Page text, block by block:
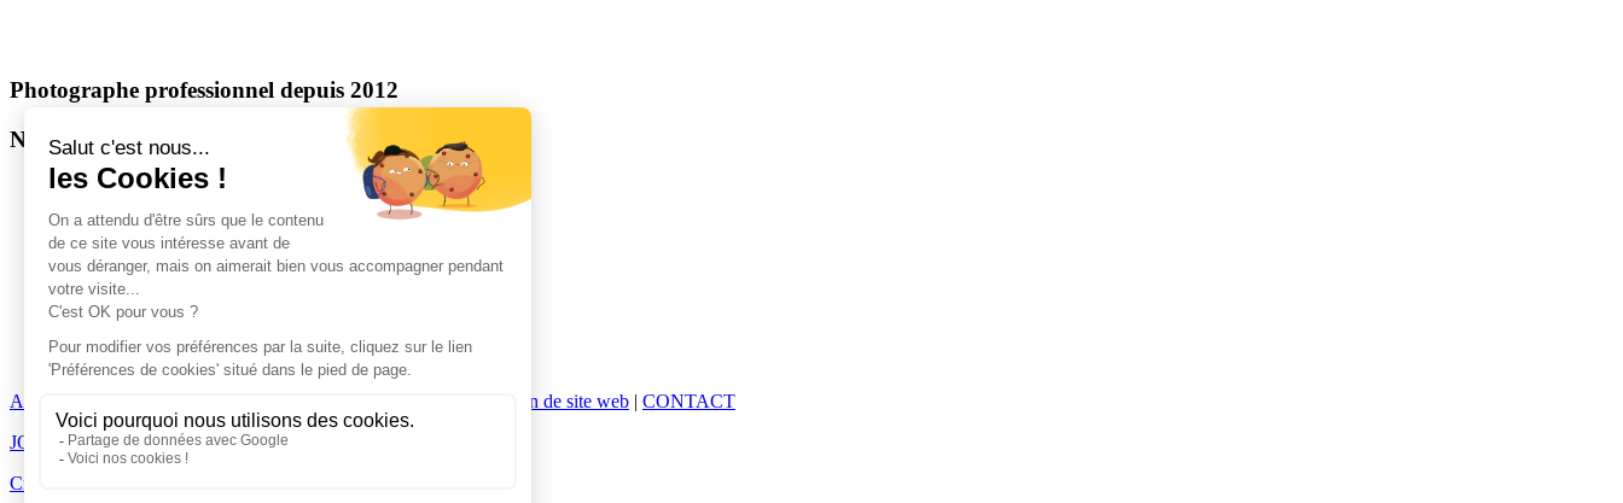
Photographe professionnel depuis 2012
Nantes, Loire-Atlantique, Pays de la Loire
Couple
Grossesse
/
Naissance
/
Mariage
Famille
ACCUEIL
Création de site web | CONTACT
JOURNAL|A PROPOS|PORTFOLIO
Création de sites web